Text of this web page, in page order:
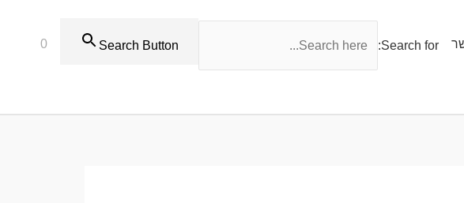
Search for:
Search Button
0